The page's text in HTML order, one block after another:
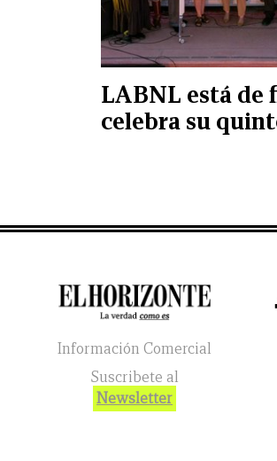
LABNL está de
celebra su
Información Comercial
Suscribete al
Newsletter